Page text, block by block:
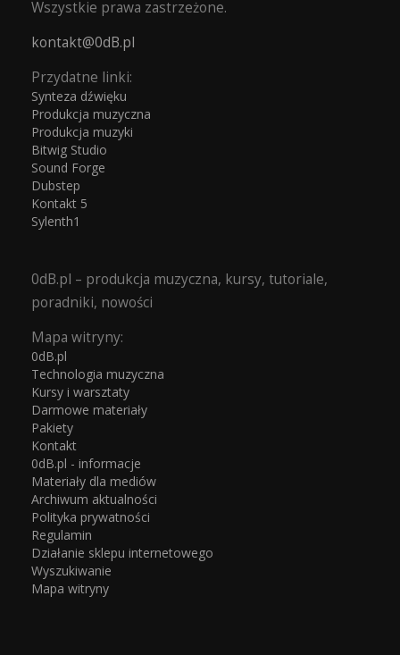
Wszystkie prawa zastrzeżone.
kontakt@0dB.pl
Przydatne linki:
Synteza dźwięku
Produkcja muzyczna
Produkcja muzyki
Bitwig Studio
Sound Forge
Dubstep
Kontakt 5
Sylenth1
0dB.pl – produkcja muzyczna, kursy, tutoriale,
poradniki, nowości
Mapa witryny:
0dB.pl
Technologia muzyczna
Kursy i warsztaty
Darmowe materiały
Pakiety
Kontakt
0dB.pl - informacje
Materiały dla mediów
Archiwum aktualności
Polityka prywatności
Regulamin
Działanie sklepu internetowego
Wyszukiwanie
Mapa witryny